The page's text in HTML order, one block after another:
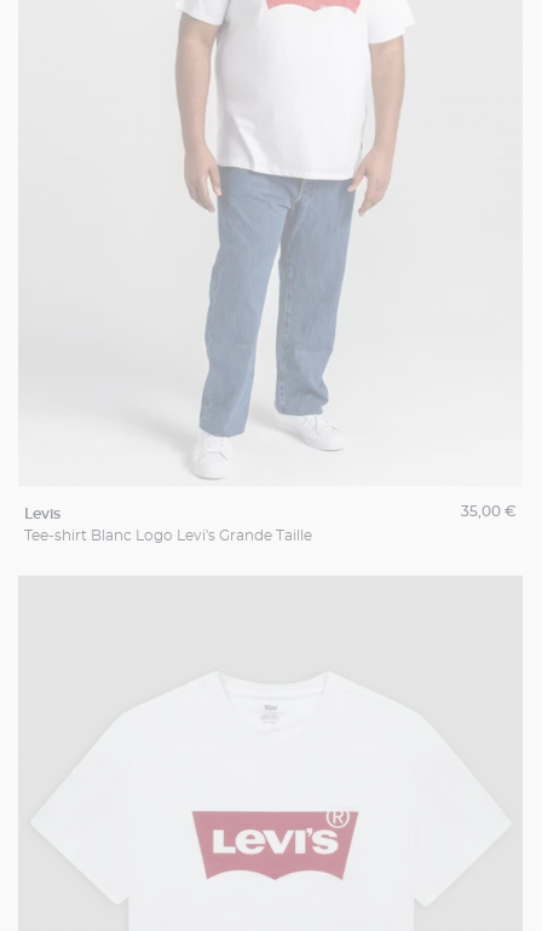
levis
Tee-shirt Blanc Logo Levi's Grande Taille
35,00 €